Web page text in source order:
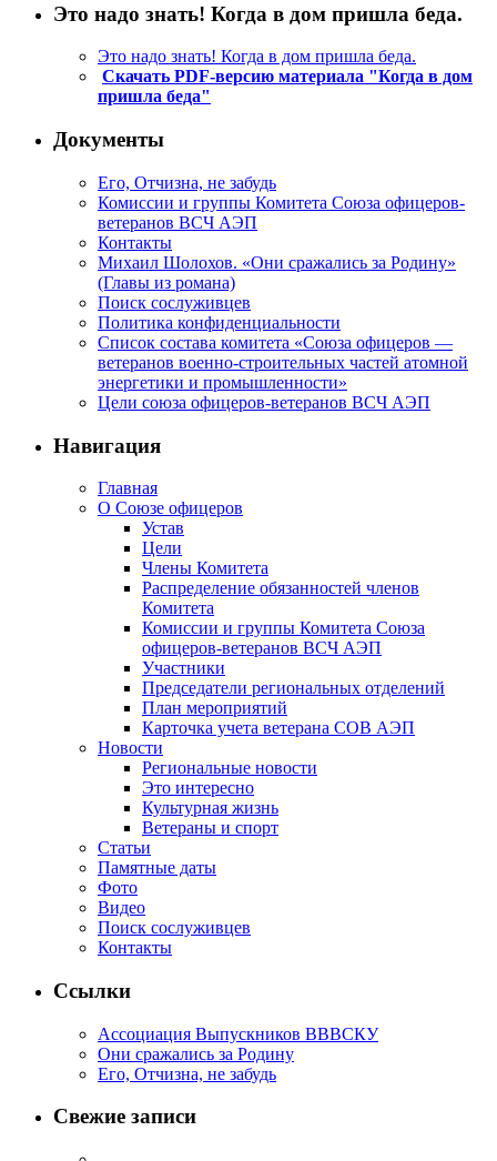
Это надо знать! Когда в дом пришла беда.
Это надо знать! Когда в дом пришла беда.
Скачать PDF-версию материала "Когда в дом
пришла беда"
Документы
Его, Отчизна, не забудь
Комиссии и группы Комитета Союза офицеров-
ветеранов ВСЧ АЭП
Контакты
Михаил Шолохов. «Они сражались за Родину»
(Главы из романа)
Поиск сослуживцев
Политика конфиденциальности
Список состава комитета «Союза офицеров —
ветеранов военно-строительных частей атомной
энергетики и промышленности»
Цели союза офицеров-ветеранов ВСЧ АЭП
Навигация
Главная
О Союзе офицеров
Устав
Цели
Члены Комитета
Распределение обязанностей членов
Комитета
Комиссии и группы Комитета Союза
офицеров-ветеранов ВСЧ АЭП
Участники
Председатели региональных отделений
План мероприятий
Карточка учета ветерана CОВ АЭП
Новости
Региональные новости
Это интересно
Культурная жизнь
Ветераны и спорт
Статьи
Памятные даты
Фото
Видео
Поиск сослуживцев
Контакты
Ссылки
Ассоциация Выпускников ВВВСКУ
Они сражались за Родину
Его, Отчизна, не забудь
Свежие записи